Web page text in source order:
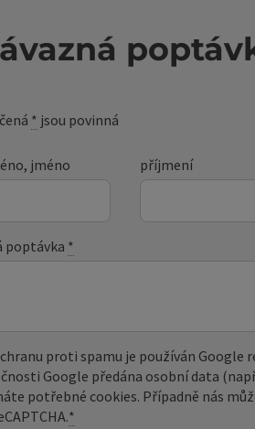
* jsou povinná
jméno příjmení
poptávka *
proti spamu je používán Google
Google předána osobní data
potřebné cookies. Případně nás
*